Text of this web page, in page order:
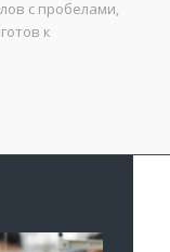
с пробелами,
к